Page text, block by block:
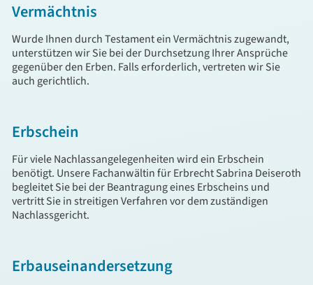
Vermächtnis
Wurde Ihnen durch Testament ein Vermächtnis zugewandt,
unterstützen wir Sie bei der Durchsetzung Ihrer Ansprüche
gegenüber den Erben. Falls erforderlich, vertreten wir Sie
auch gerichtlich.
Erbschein
Für viele Nachlassangelegenheiten wird ein Erbschein
benötigt. Unsere Fachanwältin für Erbrecht Sabrina Deiseroth
begleitet Sie bei der Beantragung eines Erbscheins und
vertritt Sie in streitigen Verfahren vor dem zuständigen
Nachlassgericht.
Erbauseinandersetzung